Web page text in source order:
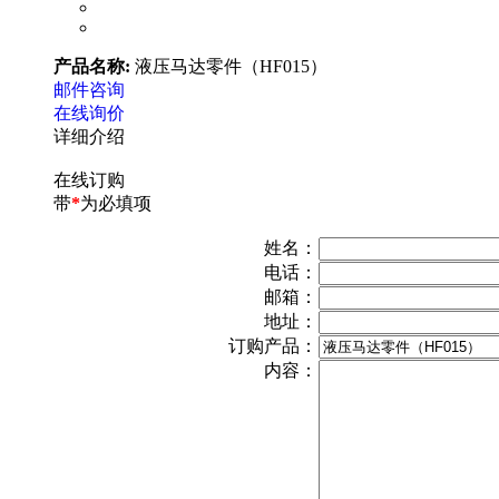
产品名称: 液压马达零件（HF015）
邮件咨询
在线询价
详细介绍
在线订购
带*为必填项
姓名：
电话：
邮箱：
地址：
订购产品：
内容：